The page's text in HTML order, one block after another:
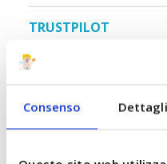
Consenso Dettagli
TRUSTPILOT
RECENSIONI
POTREBBE PIACERTI